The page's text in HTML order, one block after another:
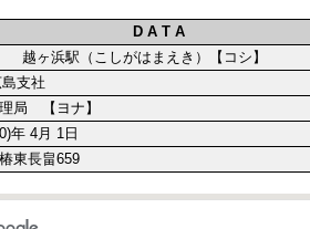
D A T A
越ヶ浜駅（こしがはまえき）【コシ】
支社
局 【ヨナ】
年 4月 1日
東長畠659